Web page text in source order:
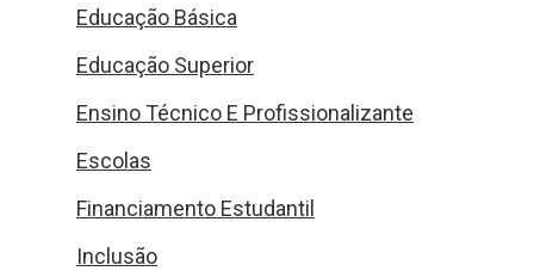
Educação Básica
Educação Superior
Ensino Técnico E Profissionalizante
Escolas
Financiamento Estudantil
Inclusão